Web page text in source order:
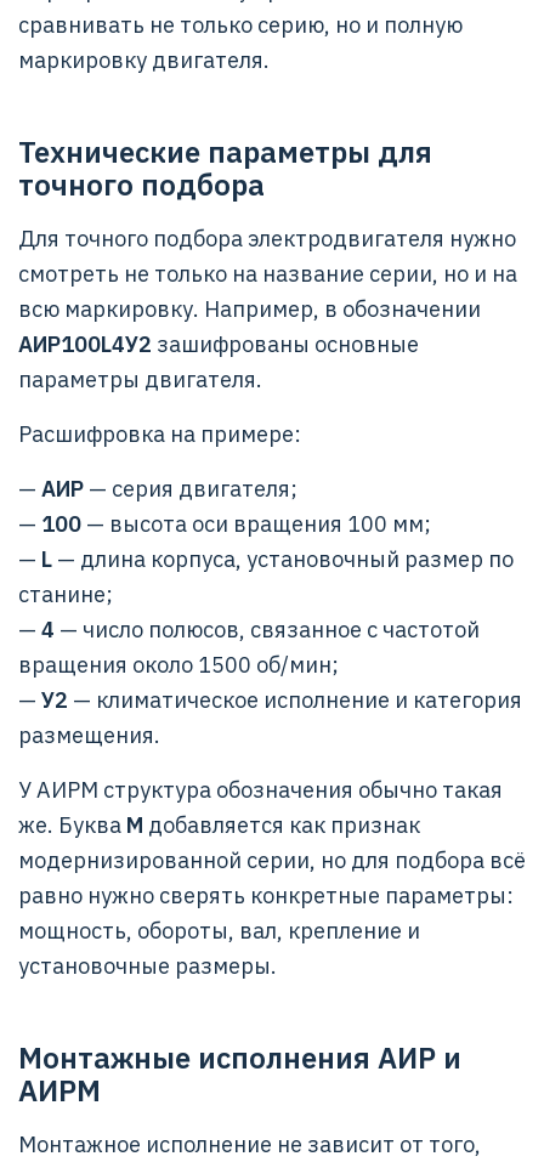
сравнивать не только серию, но и полную
маркировку двигателя.
Технические параметры для
точного подбора
Для точного подбора электродвигателя нужно
смотреть не только на название серии, но и на
всю маркировку. Например, в обозначении
АИР100L4У2 зашифрованы основные
параметры двигателя.
Расшифровка на примере:
— АИР — серия двигателя;
— 100 — высота оси вращения 100 мм;
— L — длина корпуса, установочный размер по
станине;
— 4 — число полюсов, связанное с частотой
вращения около 1500 об/мин;
— У2 — климатическое исполнение и категория
размещения.
У АИРМ структура обозначения обычно такая
же. Буква М добавляется как признак
модернизированной серии, но для подбора всё
равно нужно сверять конкретные параметры:
мощность, обороты, вал, крепление и
установочные размеры.
Монтажные исполнения АИР и
АИРМ
Монтажное исполнение не зависит от того,